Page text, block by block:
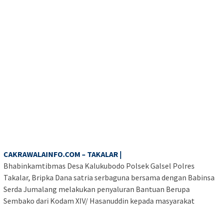
CAKRAWALAINFO.COM – TAKALAR |
Bhabinkamtibmas Desa Kalukubodo Polsek Galsel Polres
Takalar, Bripka Dana satria serbaguna bersama dengan Babinsa
Serda Jumalang melakukan penyaluran Bantuan Berupa
Sembako dari Kodam XIV/ Hasanuddin kepada masyarakat